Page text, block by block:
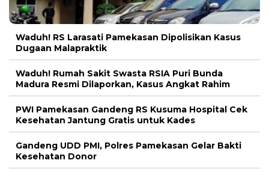
Waduh! RS Larasati Pamekasan Dipolisikan Kasus
Dugaan Malapraktik
Waduh! Rumah Sakit Swasta RSIA Puri Bunda
Madura Resmi Dilaporkan, Kasus Angkat Rahim
PWI Pamekasan Gandeng RS Kusuma Hospital Cek
Kesehatan Jantung Gratis untuk Kades
Gandeng UDD PMI, Polres Pamekasan Gelar Bakti
Kesehatan Donor